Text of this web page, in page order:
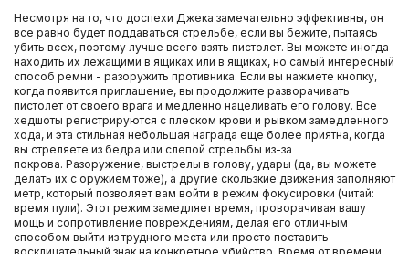
Несмотря на то, что доспехи Джека замечательно эффективны, он
все равно будет поддаваться стрельбе, если вы бежите, пытаясь
убить всех, поэтому лучше всего взять пистолет. Вы можете иногда
находить их лежащими в ящиках или в ящиках, но самый интересный
способ ремни - разоружить противника. Если вы нажмете кнопку,
когда появится приглашение, вы продолжите разворачивать
пистолет от своего врага и медленно нацеливать его голову. Все
хедшоты регистрируются с плеском крови и рывком замедленного
хода, и эта стильная небольшая награда еще более приятна, когда
вы стреляете из бедра или слепой стрельбы из-за
покрова. Разоружение, выстрелы в голову, удары (да, вы можете
делать их с оружием тоже), а другие скользкие движения заполняют
метр, который позволяет вам войти в режим фокусировки (читай:
время пули). Этот режим замедляет время, проворачивая вашу
мощь и сопротивление повреждениям, делая его отличным
способом выйти из трудного места или просто поставить